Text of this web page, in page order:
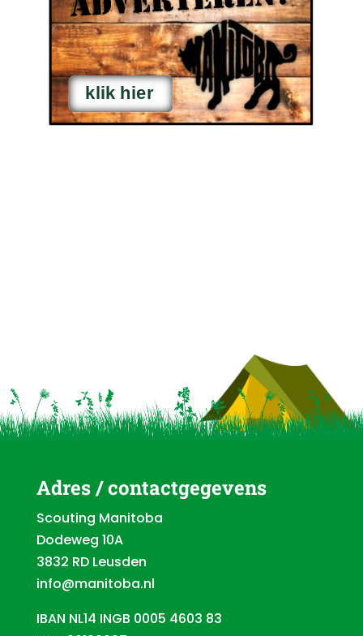
Adres / contactgegevens
Scouting Manitoba
Dodeweg 10A
3832 RD Leusden
info@manitoba.nl
IBAN NL14 INGB 0005 4603 83